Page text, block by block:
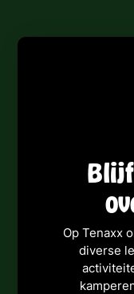
Blijf
Op Tenaxx
diverse